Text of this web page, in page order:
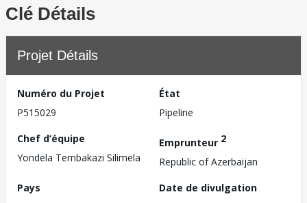
Clé Détails
Projet Détails
Numéro du Projet
P515029
État
Pipeline
Chef d’équipe
Yondela Tembakazi Silimela
Emprunteur 2
Republic of Azerbaijan
Pays
Date de divulgation